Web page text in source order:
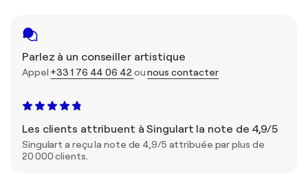
Parlez à un conseiller artistique
Appel +33 1 76 44 06 42 ounous contacter
Les clients attribuent à Singulart la note de 4,9/5
Singulart a reçu la note de 4,9/5 attribuée par plus de
20 000 clients.